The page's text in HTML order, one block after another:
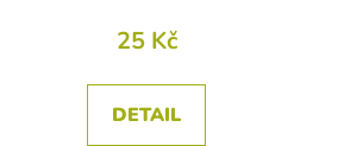
25 Kč
DETAIL